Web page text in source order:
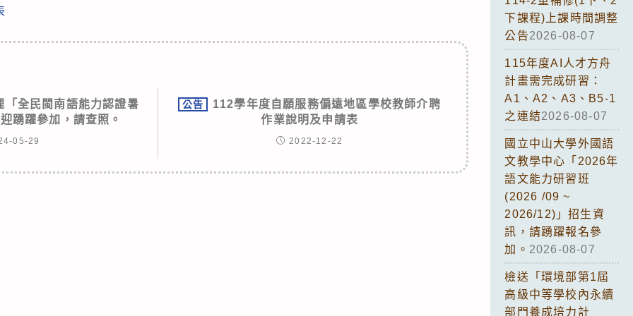
「全民閩南語能力認證暑
踴躍參加，請查照。
05-29
公告
112學年度自願服務偏遠地區學校教師介聘
作業說明及申請表
2022-12-22
下課程)上課時間調整
公告2026-08-07
115年度AI人才方舟
計畫需完成研習：
A1、A2、A3、B5-1
之連結2026-08-07
國立中山大學外國語
文教學中心「2026年
語文能力研習班
(2026 /09 ~
2026/12)」招生資
訊，請踴躍報名參
加。 2026-08-07
檢送「環境部第1屆
高級中等學校內永續
部門養成培力計